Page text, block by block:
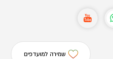
שמירה למועדפים